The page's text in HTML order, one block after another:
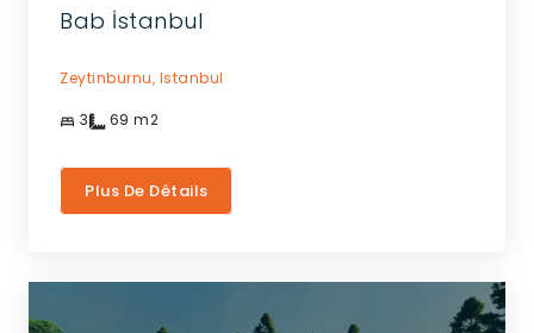
Bab İstanbul
Zeytinburnu, Istanbul
3 69 m2
Plus De Détails